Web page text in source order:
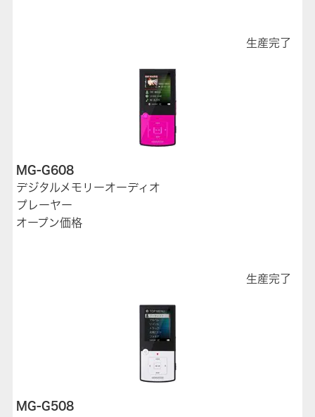
生産完了
MG-G608
デジタルメモリーオーディオ
プレーヤー
オープン価格
生産完了
MG-G508